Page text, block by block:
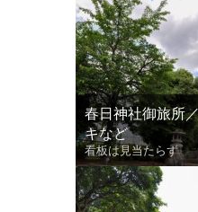
春日神社御旅所
キなど
看板は見当たらず